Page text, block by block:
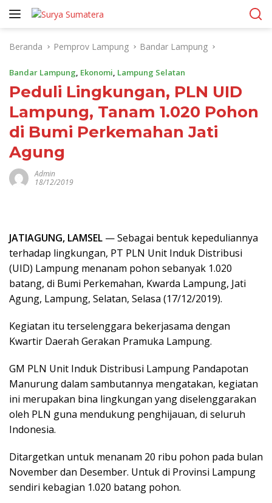
Langsung
Beranda
Pemprov Lampung Bandar Lampung
Bandar Lampung, Ekonomi, Lampung Selatan
Peduli Lingkungan, PLN UID
Lampung, Tanam 1.020 Pohon
di Bumi Perkemahan Jati
Agung
Admin
18/12/2019
JATIAGUNG, LAMSEL — Sebagai bentuk kepeduliannya
terhadap lingkungan, PT PLN Unit Induk Distribusi
(UID) Lampung menanam pohon sebanyak 1.020
batang, di Bumi Perkemahan, Kwarda Lampung, Jati
Agung, Lampung, Selatan, Selasa (17/12/2019).
Kegiatan itu terselenggara bekerjasama dengan
Kwartir Daerah Gerakan Pramuka Lampung.
GM PLN Unit Induk Distribusi Lampung Pandapotan
Manurung dalam sambutannya mengatakan, kegiatan
ini merupakan bina lingkungan yang diselenggarakan
oleh PLN guna mendukung penghijauan, di seluruh
Indonesia.
Ditargetkan untuk menanam 20 ribu pohon pada bulan
November dan Desember. Untuk di Provinsi Lampung
sendiri kebagian 1.020 batang pohon.